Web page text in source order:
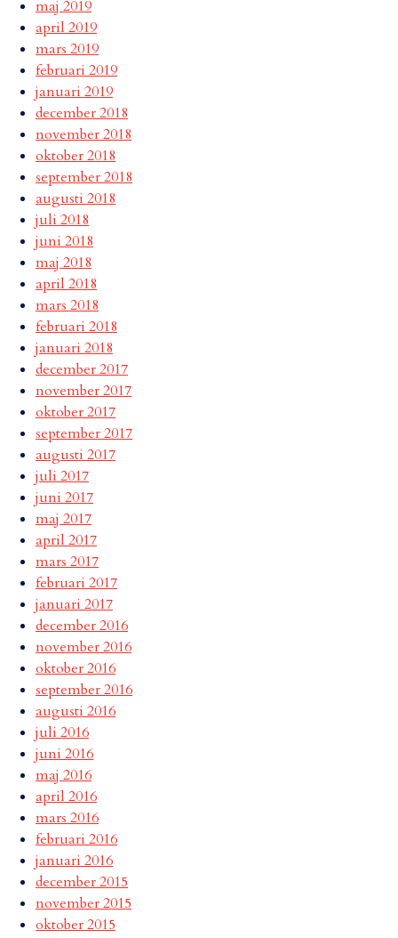
maj 2019
april 2019
mars 2019
februari 2019
januari 2019
december 2018
november 2018
oktober 2018
september 2018
augusti 2018
juli 2018
juni 2018
maj 2018
april 2018
mars 2018
februari 2018
januari 2018
december 2017
november 2017
oktober 2017
september 2017
augusti 2017
juli 2017
juni 2017
maj 2017
april 2017
mars 2017
februari 2017
januari 2017
december 2016
november 2016
oktober 2016
september 2016
augusti 2016
juli 2016
juni 2016
maj 2016
april 2016
mars 2016
februari 2016
januari 2016
december 2015
november 2015
oktober 2015